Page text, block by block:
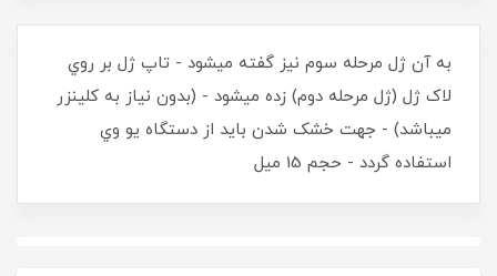
به آن ژل مرحله سوم نيز گفته ميشود - تاپ ژل بر روي
لاک ژل (ژل مرحله دوم) زده ميشود - (بدون نياز به کلينزر
ميباشد) - جهت خشک شدن بايد از دستگاه يو وي
استفاده گردد - حجم 15 ميل